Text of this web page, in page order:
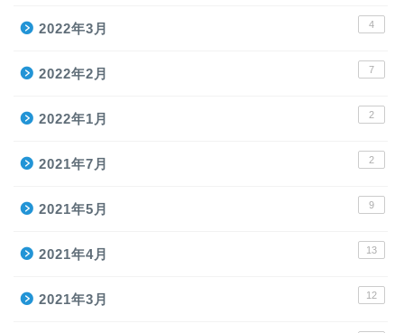
2022年3月 4
2022年2月 7
2022年1月 2
2021年7月 2
2021年5月 9
2021年4月 13
2021年3月 12